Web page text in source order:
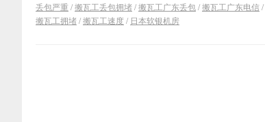
丢包严重/搬瓦工丢包拥堵/搬瓦工广东丢包/搬瓦工广东电信/
搬瓦工拥堵/搬瓦工速度/ 日本软银机房